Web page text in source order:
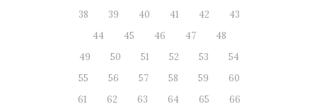
38 39 40 41 42
43
44
45 46 47
48
49
50 51 52 53
54
55
56 57 58 59
60
61
62 63 64 65
66